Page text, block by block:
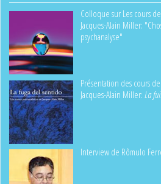
Colloque sur Les cours
Jacques-Alain Miller:
psychanalyse"
Présentation des cours
Jacques-Alain Miller:La
Interview de Rômulo